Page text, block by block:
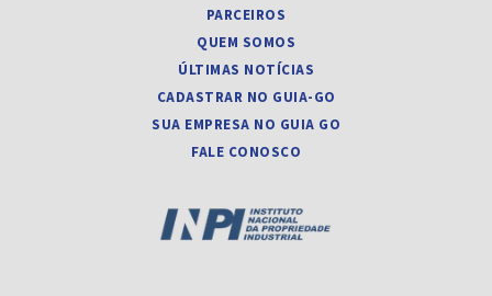
PARCEIROS
QUEM SOMOS
ÚLTIMAS NOTÍCIAS
CADASTRAR NO GUIA-GO
SUA EMPRESA NO GUIA GO
FALE CONOSCO